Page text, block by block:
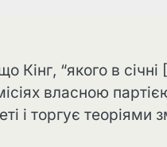
“якого в січні
власною
і торгує теоріями